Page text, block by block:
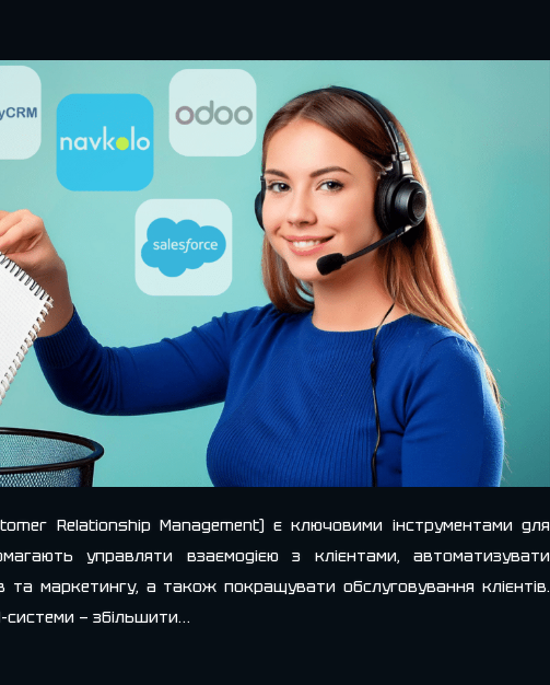
Relationship Management) є ключовими інструментами для
управляти взаємодією з клієнтами, автоматизувати
та маркетингу, а також покращувати обслуговування клієнтів.
системи — збільшити…